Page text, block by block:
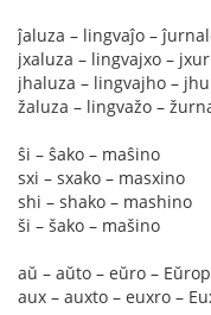
ĵaluza – lingvaĵo –
jxaluza – lingvajxo –
jhaluza – lingvajho –
žaluza – lingvažo –
ŝi – ŝako – maŝino
sxi – sxako – masxino
shi – shako – mashino
ši – šako – mašino
aŭ – aŭto – eŭro –
aux – auxto – euxro –